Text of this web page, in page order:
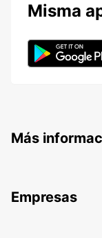
Misma
Más
Empresas